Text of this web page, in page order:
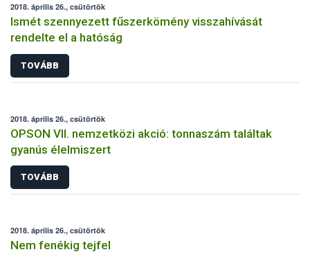
2018. április 26., csütörtök
Ismét szennyezett fűszerkömény visszahívását
rendelte el a hatóság
TOVÁBB
2018. április 26., csütörtök
OPSON VII. nemzetközi akció: tonnaszám találtak
gyanús élelmiszert
TOVÁBB
2018. április 26., csütörtök
Nem fenékig tejfel